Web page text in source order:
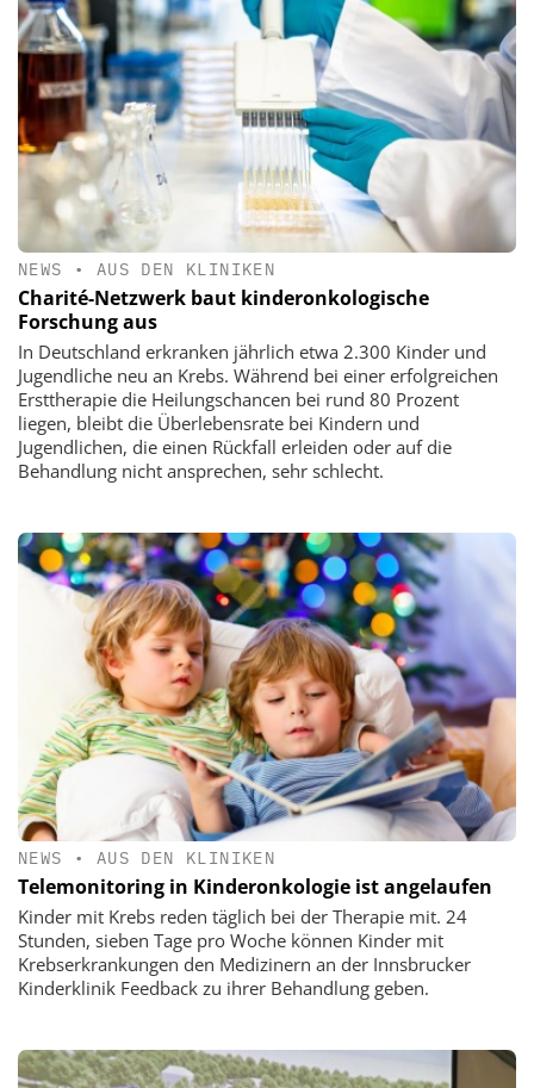
NEWS • AUS DEN KLINIKEN
Charité-Netzwerk baut kinderonkologische
Forschung aus
In Deutschland erkranken jährlich etwa 2.300 Kinder und
Jugendliche neu an Krebs. Während bei einer erfolgreichen
Ersttherapie die Heilungschancen bei rund 80 Prozent
liegen, bleibt die Überlebensrate bei Kindern und
Jugendlichen, die einen Rückfall erleiden oder auf die
Behandlung nicht ansprechen, sehr schlecht.
NEWS • AUS DEN KLINIKEN
Telemonitoring in Kinderonkologie ist angelaufen
Kinder mit Krebs reden täglich bei der Therapie mit. 24
Stunden, sieben Tage pro Woche können Kinder mit
Krebserkrankungen den Medizinern an der Innsbrucker
Kinderklinik Feedback zu ihrer Behandlung geben.